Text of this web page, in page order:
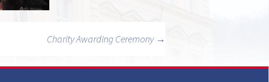
Charity Awarding Ceremony →